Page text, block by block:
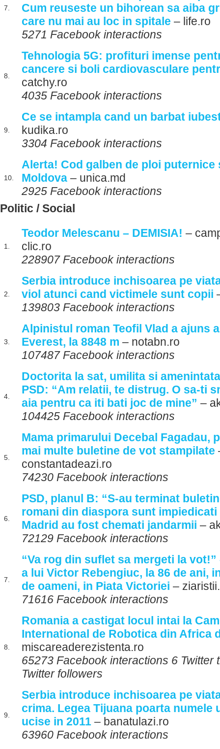
7.
Cum reuseste un bihorean sa aiba
care nu mai au loc in spitale – life.ro
5271 Facebook interactions
8.
Tehnologia 5G: profituri imense
cancere si boli cardiovasculare
catchy.ro
4035 Facebook interactions
9.
Ce se intampla cand un barbat
kudika.ro
3304 Facebook interactions
10.
Alerta! Cod galben de ploi puternice
Moldova – unica.md
2925 Facebook interactions
Politic / Social
1.
Teodor Melescanu – DEMISIA! –
clic.ro
228907 Facebook interactions
2.
Serbia introduce inchisoarea pe
viol atunci cand victimele sunt copii
139803 Facebook interactions
3.
Alpinistul roman Teofil Vlad a ajuns
Everest, la 8848 m – notabn.ro
107487 Facebook interactions
4.
Doctorita la sat, umilita si
PSD: “Am relatii, te distrug. O sa-ti
aia pentru ca iti bati joc de mine” –
104425 Facebook interactions
5.
Mama primarului Decebal Fagadau,
mai multe buletine de vot stampilate
constantadeazi.ro
74230 Facebook interactions
6.
PSD, planul B: “S-au terminat
romani din diaspora sunt impiedicati
Madrid au fost chemati jandarmii –
72129 Facebook interactions
7.
“Va rog din suflet sa mergeti la
a lui Victor Rebengiuc, la 86 de ani,
de oameni, in Piata Victoriei –
71616 Facebook interactions
8.
Romania a castigat locul intai la
International de Robotica din Africa
miscareaderezistenta.ro
65273 Facebook interactions 6 Twitter
Twitter followers
9.
Serbia introduce inchisoarea pe
crima. Legea Tijuana poarta numele
ucise in 2011 – banatulazi.ro
63960 Facebook interactions